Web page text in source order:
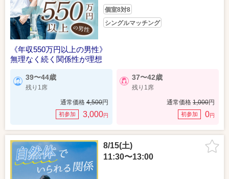
個室8対8
シングルマッチング
《年収550万円以上の男性》
無理なく続く関係性が理想
39〜44歳
残り1席
通常価格 4,500円
初参加 3,000円
37〜42歳
残り1席
通常価格 1,000円
初参加 0円
8/15(土)
11:30〜13:00